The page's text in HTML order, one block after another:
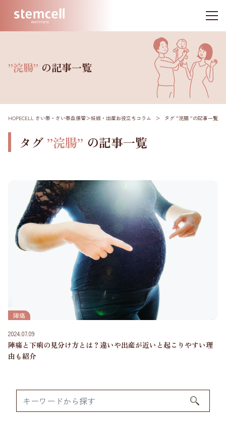
”浣腸” の記事一覧
HOPECELL さい帯・さい帯血保管＞妊娠・出産お役立ちコラム ＞ タグ ”浣腸 ”の記事一覧
タグ ”浣腸” の記事一覧
陣痛
2024.07.09
陣痛と下痢の見分け方とは？違いや出産が近いと起こりやすい理
由も紹介